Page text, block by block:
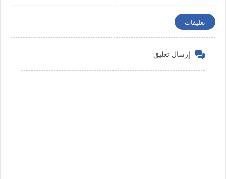
تعليقات
إرسال تعليق